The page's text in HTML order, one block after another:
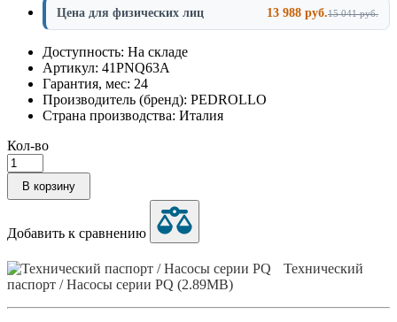
Цена для физических лиц 13 988 руб.15 041 руб.
Доступность: На складе
Артикул: 41PNQ63A
Гарантия, мес: 24
Производитель (бренд): PEDROLLO
Страна производства: Италия
Кол-во
В корзину
Добавить к сравнению
Технический
паспорт / Насосы серии PQ (2.89MB)